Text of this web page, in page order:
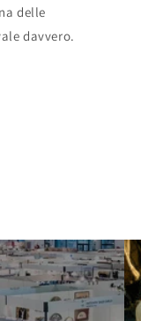
delle
davvero.